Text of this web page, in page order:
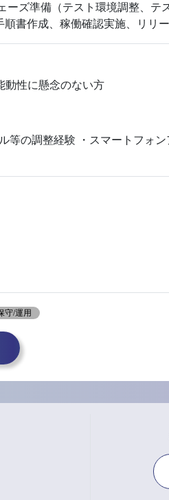
ズ準備（テスト環境調整、テ
書作成、稼働確認実施、リリ
動性に懸念のない方
等の調整経験 ・スマートフォ
守/運用